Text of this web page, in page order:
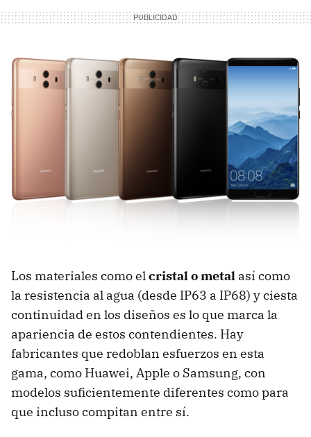
Los materiales como elcristal o metal así como
la resistencia al agua (desde IP63 a IP68) y ciesta
continuidad en los diseños es lo que marca la
apariencia de estos contendientes. Hay
fabricantes que redoblan esfuerzos en esta
gama, como Huawei, Apple o Samsung, con
modelos suficientemente diferentes como para
que incluso compitan entre sí.